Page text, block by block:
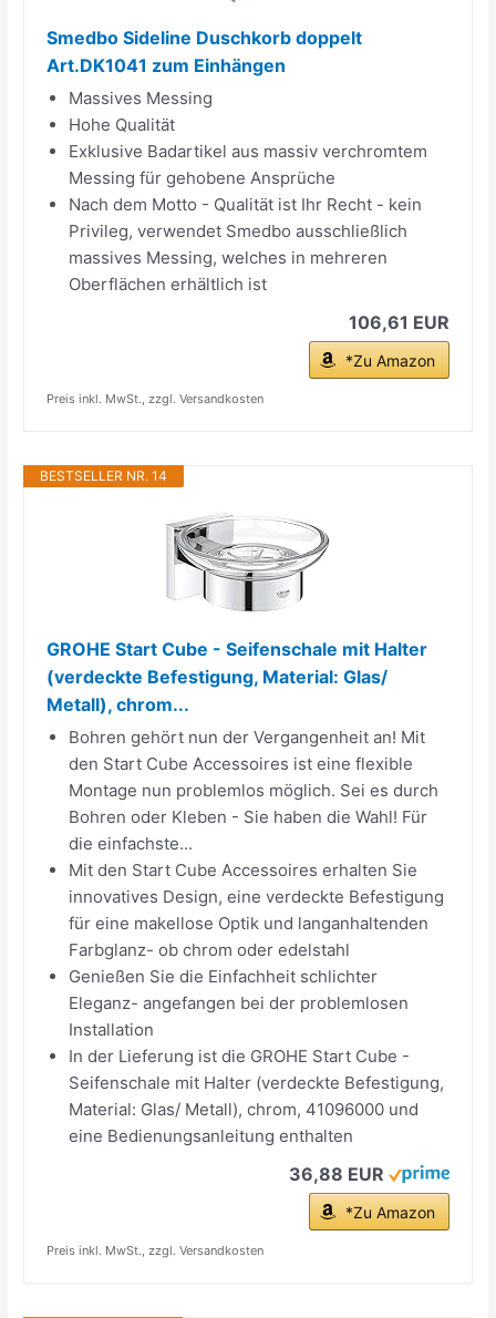
Smedbo Sideline Duschkorb doppelt
Art.DK1041 zum Einhängen
Massives Messing
Hohe Qualität
Exklusive Badartikel aus massiv verchromtem
Messing für gehobene Ansprüche
Nach dem Motto - Qualität ist Ihr Recht - kein
Privileg, verwendet Smedbo ausschließlich
massives Messing, welches in mehreren
Oberflächen erhältlich ist
106,61 EUR
*Zu Amazon
Preis inkl. MwSt., zzgl. Versandkosten
BESTSELLER NR. 14
GROHE Start Cube - Seifenschale mit Halter
(verdeckte Befestigung, Material: Glas/
Metall), chrom...
Bohren gehört nun der Vergangenheit an! Mit
den Start Cube Accessoires ist eine flexible
Montage nun problemlos möglich. Sei es durch
Bohren oder Kleben - Sie haben die Wahl! Für
die einfachste...
Mit den Start Cube Accessoires erhalten Sie
innovatives Design, eine verdeckte Befestigung
für eine makellose Optik und langanhaltenden
Farbglanz- ob chrom oder edelstahl
Genießen Sie die Einfachheit schlichter
Eleganz- angefangen bei der problemlosen
Installation
In der Lieferung ist die GROHE Start Cube -
Seifenschale mit Halter (verdeckte Befestigung,
Material: Glas/ Metall), chrom, 41096000 und
eine Bedienungsanleitung enthalten
36,88 EUR
*Zu Amazon
Preis inkl. MwSt., zzgl. Versandkosten